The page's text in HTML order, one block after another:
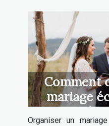
Comment
mariage
Organiser un